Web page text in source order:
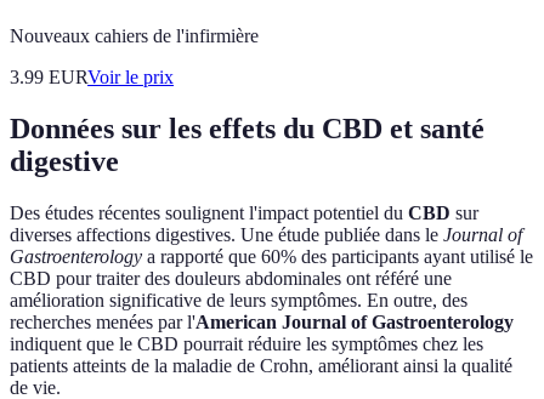
Nouveaux cahiers de l'infirmière
3.99 EURVoir le prix
Données sur les effets du CBD et santé
digestive
Des études récentes soulignent l'impact potentiel du CBD sur
diverses affections digestives. Une étude publiée dans le Journal of
Gastroenterology a rapporté que 60% des participants ayant utilisé le
CBD pour traiter des douleurs abdominales ont référé une
amélioration significative de leurs symptômes. En outre, des
recherches menées par l'American Journal of Gastroenterology
indiquent que le CBD pourrait réduire les symptômes chez les
patients atteints de la maladie de Crohn, améliorant ainsi la qualité
de vie.